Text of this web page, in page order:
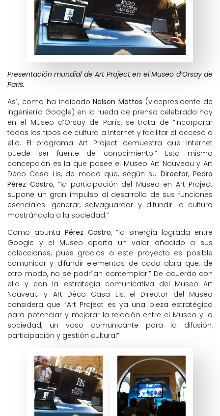
Presentación mundial de Art Project en el Museo d’Orsay de
París.
Así, como ha indicadoNelson Mattos (vicepresidente de
ingeniería Google) en la rueda de prensa celebrada hoy
en el Museo d’Orsay de París, se trata de “incorporar
todos los tipos de cultura a Internet y facilitar el acceso a
ella. El programa Art Project demuestra que Internet
puede ser fuente de conocimiento.” Esta misma
concepción es la que posee el Museo Art Nouveau y Art
Déco Casa Lis, de modo que, según su Director, Pedro
Pérez Castro,“la participación del Museo en Art Project
supone un gran impulso al desarrollo de sus funciones
esenciales: generar, salvaguardar y difundir la cultura
mostrándola a la sociedad.”
Como apunta Pérez Castro, “la sinergia lograda entre
Google y el Museo aporta un valor añadido a sus
colecciones, pues gracias a este proyecto es posible
comunicar y difundir elementos de cada obra que, de
otro modo, no se podrían contemplar.” De acuerdo con
ello y con la estrategia comunicativa del Museo Art
Nouveau y Art Déco Casa Lis, el Director del Museo
considera que “Art Project es ya una pieza estratégica
para potenciar y mejorar la relación entre el Museo y la
sociedad, un vaso comunicante para la difusión,
participación y gestión cultural”.